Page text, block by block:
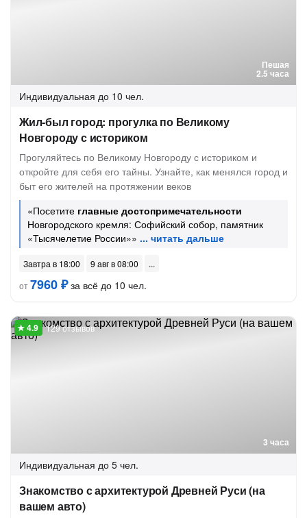
Пешая
2.5 часа
Индивидуальная до 10 чел.
Жил-был город: прогулка по Великому
Новгороду с историком
Прогуляйтесь по Великому Новгороду с историком и
откройте для себя его тайны. Узнайте, как менялся город и
быт его жителей на протяжении веков
«Посетите главные достопримечательности
Новгородского кремля: Софийский собор, памятник
«Тысячелетие России»»
Завтра в 18:00
9 авг в 08:00
от7960 ₽за всё до 10 чел.
3 часа
129 отзывов
Индивидуальная до 5 чел.
Знакомство с архитектурой Древней Руси (на
вашем авто)